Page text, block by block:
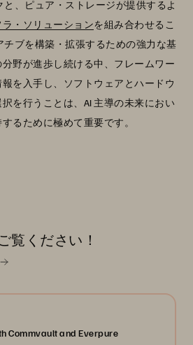
と、ピュア・ストレージが提供するよ
ラ・ソリューションを組み合わせるこ
チブを構築・拡張するための強力な基
野が進歩し続ける中、フレームワー
を入手し、ソフトウェアとハードウ
を行うことは、AI 主導の未来におい
るために極めて重要です。
覧ください！
Commvault and Everpure